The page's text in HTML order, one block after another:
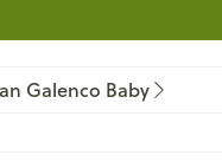
Galenco Baby